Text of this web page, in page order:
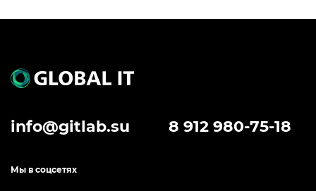
info@gitlab.su 8 912 980-75-18
Мы в соцсетях